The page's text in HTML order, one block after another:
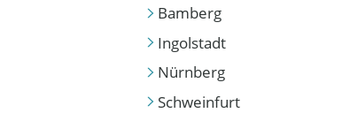
Bamberg
Ingolstadt
Nürnberg
Schweinfurt